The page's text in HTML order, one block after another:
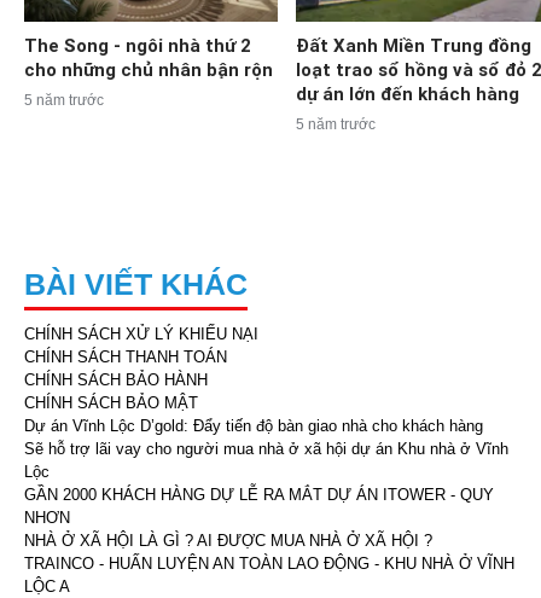
The Song - ngôi nhà thứ 2
cho những chủ nhân bận rộn
5 năm trước
Đất Xanh Miền Trung đồng
loạt trao sổ hồng và sổ đỏ 2
dự án lớn đến khách hàng
5 năm trước
BÀI VIẾT KHÁC
CHÍNH SÁCH XỬ LÝ KHIẾU NẠI
CHÍNH SÁCH THANH TOÁN
CHÍNH SÁCH BẢO HÀNH
CHÍNH SÁCH BẢO MẬT
Dự án Vĩnh Lộc D’gold: Đẩy tiến độ bàn giao nhà cho khách hàng
Sẽ hỗ trợ lãi vay cho người mua nhà ở xã hội dự án Khu nhà ở Vĩnh
Lộc
GẦN 2000 KHÁCH HÀNG DỰ LỄ RA MẮT DỰ ÁN ITOWER - QUY
NHƠN
NHÀ Ở XÃ HỘI LÀ GÌ ? AI ĐƯỢC MUA NHÀ Ở XÃ HỘI ?
TRAINCO - HUẤN LUYỆN AN TOÀN LAO ĐỘNG - KHU NHÀ Ở VĨNH
LỘC A